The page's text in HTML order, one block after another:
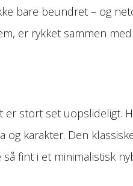
bare beundret – og
er rykket sammen
er stort set uopslideligt.
karakter. Den
fint i et minimalistisk